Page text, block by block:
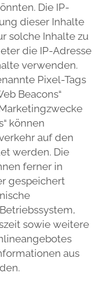
Die IP-
dieser Inhalte
solche Inhalte zu
die IP-Adresse
verwenden.
Pixel-Tags
Beacons“
können
auf den
werden. Die
ferner in
gespeichert
sowie weitere
aus